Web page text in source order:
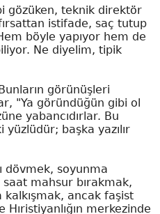
gözüken, teknik direktör
istifade, saç tutup
böyle yapıyor hem de
Ne diyelim, tipik
görünüşleri
"Ya göründüğün gibi ol
yabancıdırlar. Bu
yüzlüdür; başka yazılır
dövmek, soyunma
saat mahsur bırakmak,
ancak faşist
merkezinde